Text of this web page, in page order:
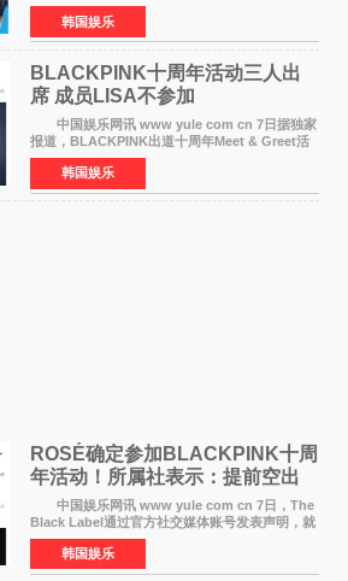
将于8月离开《音乐中心》MC的位置。 金道
勋与金奎彬于去年3月与H2H A-NA一起被选为
《音乐中心》MC，约1
韩国娱乐
BLACKPINK十周年活动三人出
席 成员LISA不参加
中国娱乐网讯 www yule com cn 7日据独家
报道，BLACKPINK出道十周年Meet & Greet活
动将由智秀、ROS&Eacute;、JENNIE出席，
LISA将缺席。 此前BLACKPINK所属社YG并
未为组合出道十周年做
韩国娱乐
ROSÉ确定参加BLACKPINK十周
年活动！所属社表示：提前空出
了时间
中国娱乐网讯 www yule com cn 7日，The
Black Label通过官方社交媒体账号发表声明，就
近期网络上关于ROS&Eacute;个人行程及是否参
加BLACKPINK出道纪念活动的种种猜测作出正
式回应。 Th
韩国娱乐